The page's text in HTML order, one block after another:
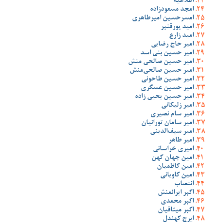
امجد مسعودزاده
امسرحسین امیرطاهری
امید پورقنبر
امید زارع
امیر حاج رضایی
امیر حسین بنی اسد
امیر حسین صالحی منش
امیر حسین صالحی‌منش
امیر حسین طاحونی
امیر حسین عسگری
امیر حسین یحیی زاده
امیر زلیکانی
امیر سام نصیری
امیر سامان تورانیان
امیر سیف‌الدینی
امیر طاهر
امیری خراسانی
امین جهان کهن
امین کاظمیان
امین کاویانی
انتصاب
اکبر ایرانمنش
اکبر محمدی
اکبر میثاقیان
ایرج کهندل